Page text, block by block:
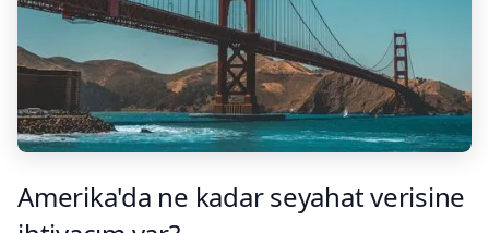
Amerika'da ne kadar seyahat verisine